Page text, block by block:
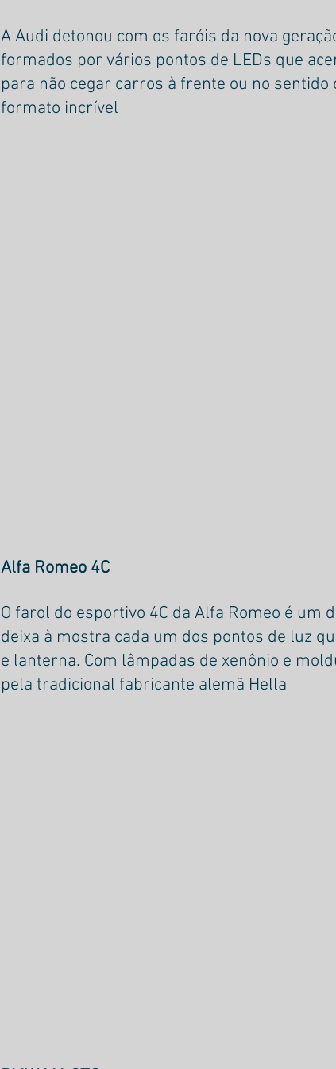
A Audi detonou com os faróis da nova
formados por vários pontos de LEDs que
para não cegar carros à frente ou no
formato incrível
Alfa Romeo 4C
O farol do esportivo 4C da Alfa Romeo é um
deixa à mostra cada um dos pontos de luz
e lanterna. Com lâmpadas de xenônio e
pela tradicional fabricante alemã Hella